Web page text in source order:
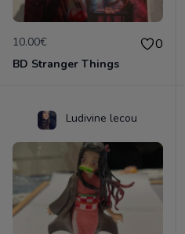
10.00€ 0
BD Stranger Things
Ludivine lecou